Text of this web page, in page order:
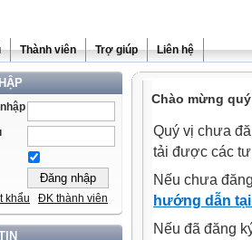
Thành viên Trợ giúp Liên hệ
khẩu ĐK thành viên
Chào mừng
Quý vị chưa
tải được các
Nếu chưa
hướng dẫn
Nếu đã đăng